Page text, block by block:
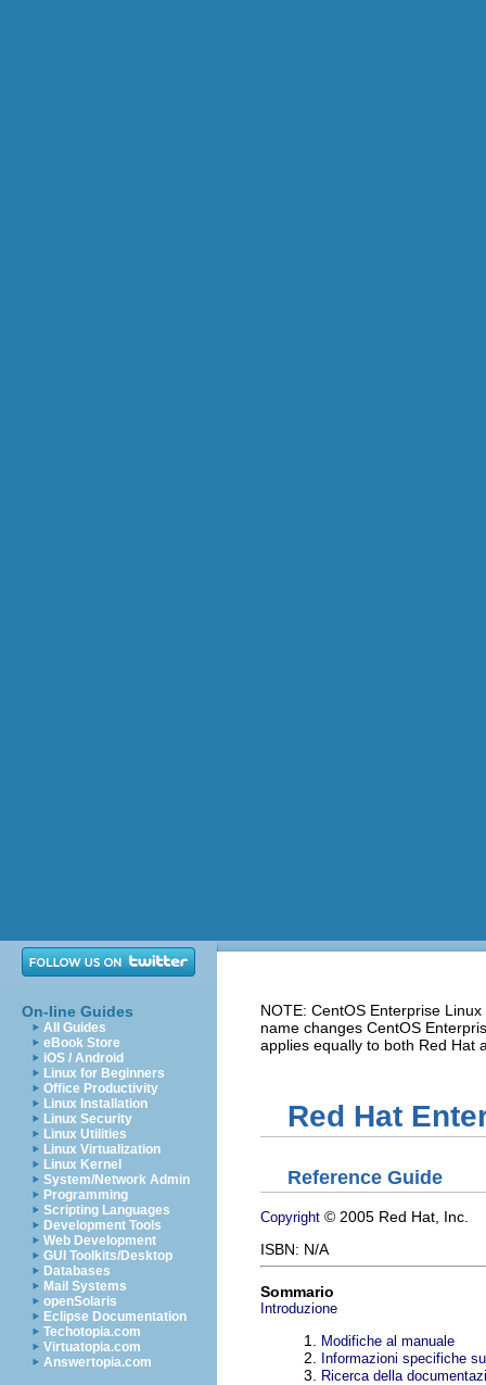
On-line Guides
All Guides
eBook Store
iOS / Android
Linux for Beginners
Office Productivity
Linux Installation
Linux Security
Linux Utilities
Linux Virtualization
Linux Kernel
System/Network Admin
Programming
Scripting Languages
Development Tools
Web Development
GUI Toolkits/Desktop
Databases
Mail Systems
openSolaris
Eclipse Documentation
Techotopia.com
Virtuatopia.com
Answertopia.com
NOTE: CentOS Enterprise
name changes CentOS
applies equally to both Red Hat
Red Hat
Reference Guide
Copyright © 2005 Red Hat, Inc.
ISBN: N/A
Sommario
Introduzione
1. Modifiche al manuale
2. Informazioni specifiche
3. Ricerca della